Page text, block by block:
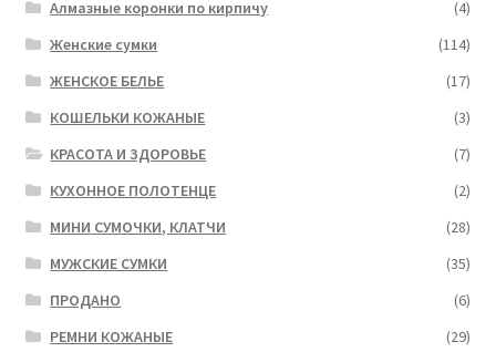
Алмазные коронки по кирпичу
(4)
Женские сумки
(114)
ЖЕНСКОЕ БЕЛЬЕ
(17)
КОШЕЛЬКИ КОЖАНЫЕ
(3)
КРАСОТА И ЗДОРОВЬЕ
(7)
КУХОННОЕ ПОЛОТЕНЦЕ
(2)
МИНИ СУМОЧКИ, КЛАТЧИ
(28)
МУЖСКИЕ СУМКИ
(35)
ПРОДАНО
(6)
РЕМНИ КОЖАНЫЕ
(29)